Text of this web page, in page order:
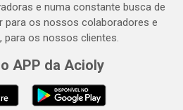
e numa constante busca de
para os nossos colaboradores e
para os nossos clientes.
APP da Acioly